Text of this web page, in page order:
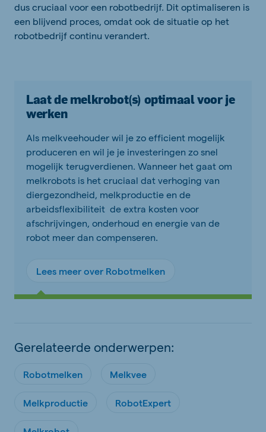
dus cruciaal voor een robotbedrijf. Dit optimaliseren is
een blijvend proces, omdat ook de situatie op het
robotbedrijf continu verandert.
Laat de melkrobot(s) optimaal voor je
werken
Als melkveehouder wil je zo efficient mogelijk
produceren en wil je je investeringen zo snel
mogelijk terugverdienen. Wanneer het gaat om
melkrobots is het cruciaal dat verhoging van
diergezondheid, melkproductie en de
arbeidsflexibiliteit de extra kosten voor
afschrijvingen, onderhoud en energie van de
robot meer dan compenseren.
Lees meer over Robotmelken
Gerelateerde onderwerpen:
Robotmelken Melkvee
Melkproductie RobotExpert